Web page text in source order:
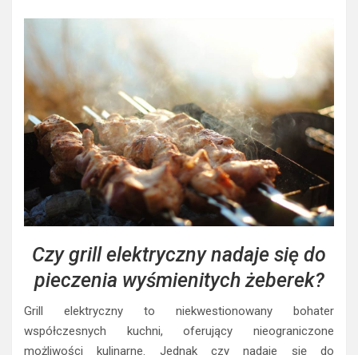
Czy grill elektryczny nadaje się do
pieczenia wyśmienitych żeberek?
Grill elektryczny to niekwestionowany bohater
współczesnych kuchni, oferujący nieograniczone
możliwości kulinarne. Jednak czy nadaje się do